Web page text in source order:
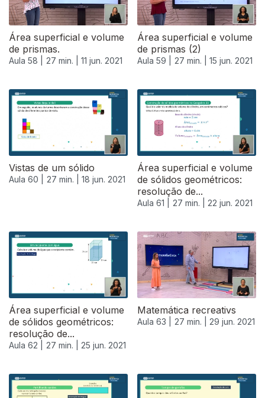
Área superficial e volume
de prismas.
Aula 58 | 27 min. | 11 jun. 2021
Área superficial e volume
de prismas (2)
Aula 59 | 27 min. | 15 jun. 2021
Vistas de um sólido
Aula 60 | 27 min. | 18 jun. 2021
Área superficial e volume
de sólidos geométricos:
resolução de...
Aula 61 | 27 min. | 22 jun. 2021
Área superficial e volume
de sólidos geométricos:
resolução de...
Aula 62 | 27 min. | 25 jun. 2021
Matemática recreativs
Aula 63 | 27 min. | 29 jun. 2021